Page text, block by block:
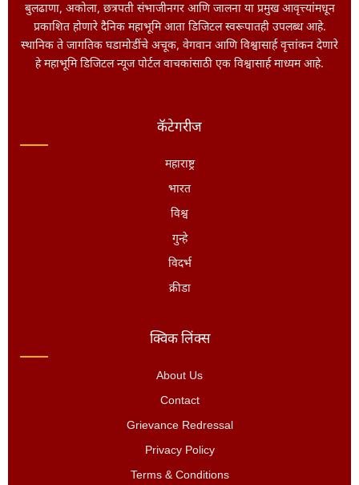
बुलढाणा, अकोला, छत्रपती संभाजीनगर आणि जालना या प्रमुख आवृत्त्यांमधून
प्रकाशित होणारे दैनिक महाभूमि आता डिजिटल स्वरूपातही उपलब्ध आहे.
स्थानिक ते जागतिक घडामोडींचे अचूक, वेगवान आणि विश्वासार्ह वृत्तांकन देणारे
हे महाभूमि डिजिटल न्यूज पोर्टल वाचकांसाठी एक विश्वासार्ह माध्यम आहे.
कॅटेगरीज
महाराष्ट्र
भारत
विश्व
गुन्हे
विदर्भ
क्रीडा
क्विक लिंक्स
About Us
Contact
Grievance Redressal
Privacy Policy
Terms & Conditions